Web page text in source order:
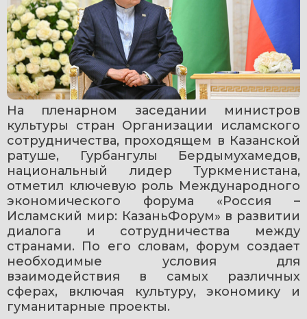
На пленарном заседании министров
культуры стран Организации исламского
сотрудничества, проходящем в Казанской
ратуше, Гурбангулы Бердымухамедов,
национальный лидер Туркменистана,
отметил ключевую роль Международного
экономического форума «Россия –
Исламский мир: КазаньФорум» в развитии
диалога и сотрудничества между
странами. По его словам, форум создает
необходимые условия для
взаимодействия в самых различных
сферах, включая культуру, экономику и
гуманитарные проекты.